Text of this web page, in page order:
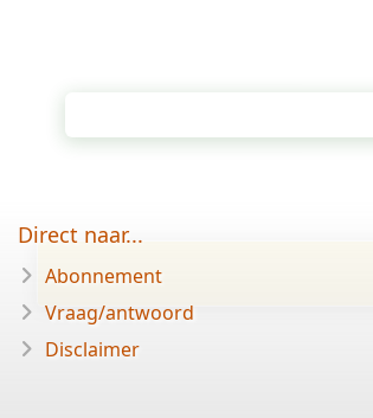
Direct naar...
Abonnement
Vraag/antwoord
Disclaimer